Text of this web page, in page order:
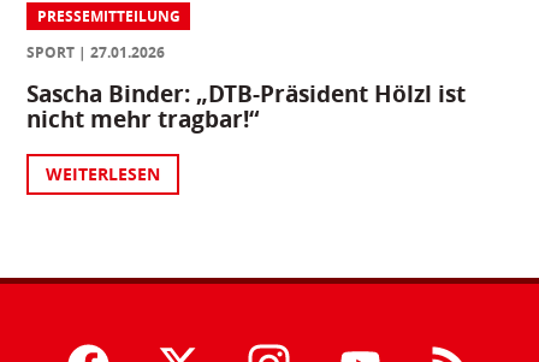
PRESSEMITTEILUNG
SPORT
27.01.2026
Sascha Binder: „DTB-Präsident Hölzl ist
nicht mehr tragbar!“
WEITERLESEN